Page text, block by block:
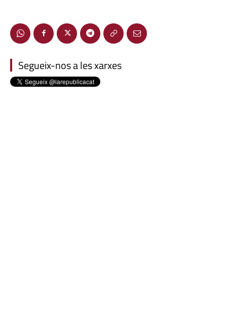
Segueix-nos a les xarxes